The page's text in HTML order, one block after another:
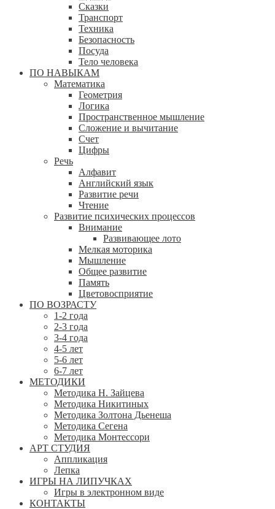
Сказки
Транспорт
Техника
Безопасность
Посуда
Тело человека
ПО НАВЫКАМ
Математика
Геометрия
Логика
Пространственное мышление
Сложение и вычитание
Счет
Цифры
Речь
Алфавит
Английский язык
Развитие речи
Чтение
Развитие психических процессов
Внимание
Развивающее лото
Мелкая моторика
Мышление
Общее развитие
Память
Цветовосприятие
ПО ВОЗРАСТУ
1-2 года
2-3 года
3-4 года
4-5 лет
5-6 лет
6-7 лет
МЕТОДИКИ
Методика Н. Зайцева
Методика Никитиных
Методика Золтона Дьенеша
Методика Сегена
Методика Монтессори
АРТ СТУДИЯ
Аппликация
Лепка
ИГРЫ НА ЛИПУЧКАХ
Игры в электронном виде
КОНТАКТЫ